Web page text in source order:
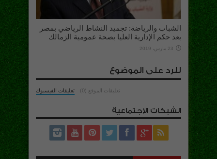
الشباب والرياضة: تجميد النشاط الرياضي بمصر
بعد حكم الإدارية العليا بصحة عمومية الزمالك
23 مارس، 2019
للرد على الموضوع
تعليقات الفيسبوك تعليقات الموقع (0)
الشبكات الإجتماعية